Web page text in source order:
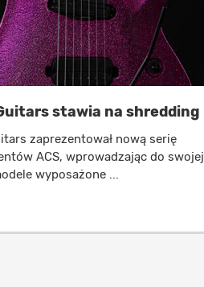
stawia na shredding
zaprezentował nową serię
ACS, wprowadzając do swojej
wyposażone ...